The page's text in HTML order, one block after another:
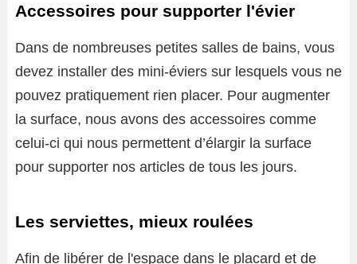
Accessoires pour supporter l'évier
Dans de nombreuses petites salles de bains, vous
devez installer des mini-éviers sur lesquels vous ne
pouvez pratiquement rien placer. Pour augmenter
la surface, nous avons des accessoires comme
celui-ci qui nous permettent d’élargir la surface
pour supporter nos articles de tous les jours.
Les serviettes, mieux roulées
Afin de libérer de l'espace dans le placard et de